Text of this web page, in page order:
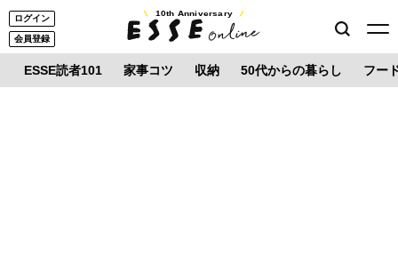
ログイン
会員登録
10th Anniversary
ESSE読者101 家事コツ 収納 50代からの暮らし フー